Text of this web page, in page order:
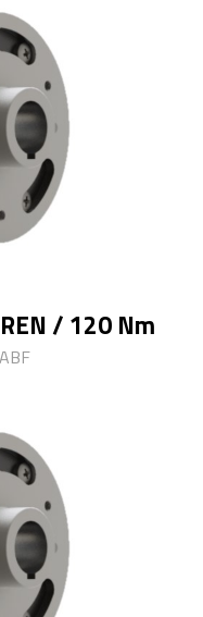
/ 120 Nm